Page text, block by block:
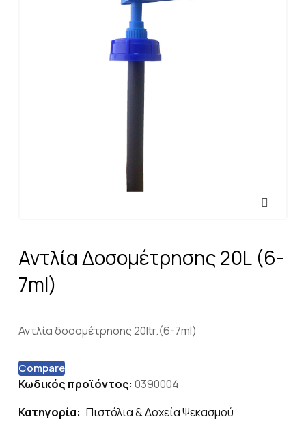
Αντλία Δοσομέτρησης 20L (6-
7ml)
Αντλία δοσομέτρησης 20ltr.(6-7ml)
Compare
Κωδικός προϊόντος: 0390004
Κατηγορία: Πιστόλια & Δοχεία Ψεκασμού